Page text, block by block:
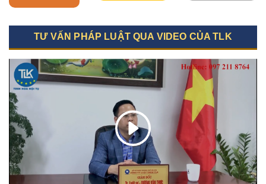
TƯ VẤN PHÁP LUẬT QUA VIDEO CỦA TLK